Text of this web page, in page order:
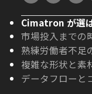
Cimatron が選
市場投入までの
熟練労働者不足
複雑な形状と素
データフローと